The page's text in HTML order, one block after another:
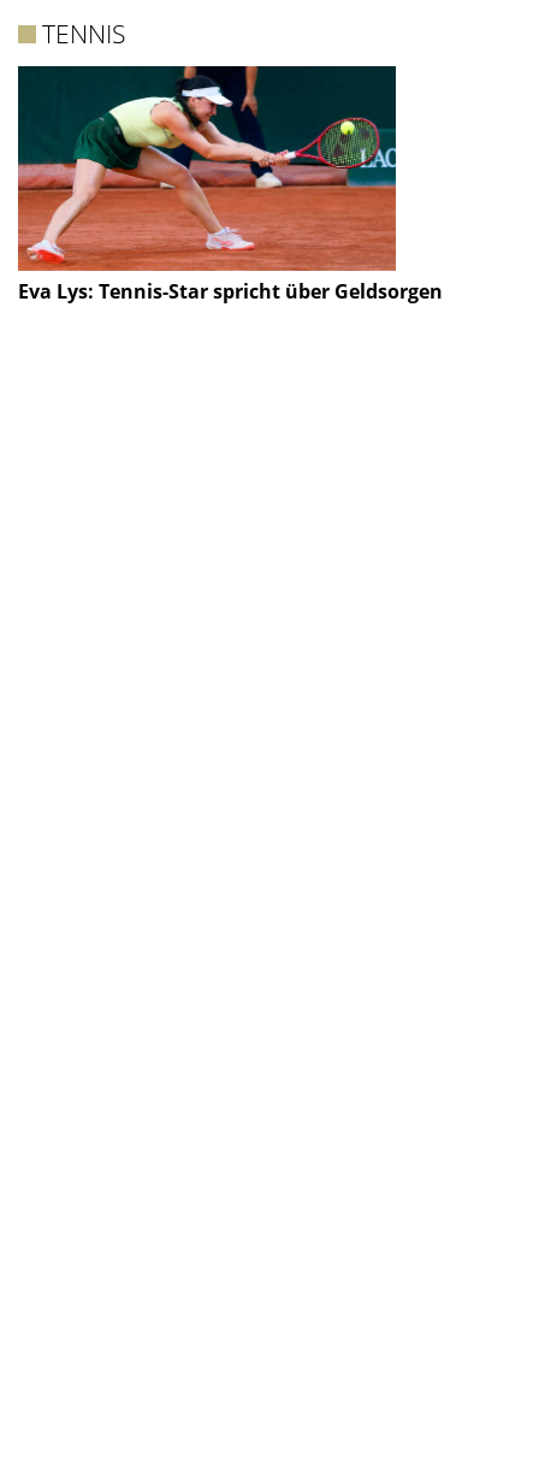
TENNIS
Eva Lys: Tennis-Star spricht über Geldsorgen